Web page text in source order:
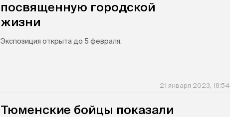
посвященную городской
жизни
Экспозиция открыта до 5 февраля.
21 января 2023, 18:54
Тюменские бойцы показали